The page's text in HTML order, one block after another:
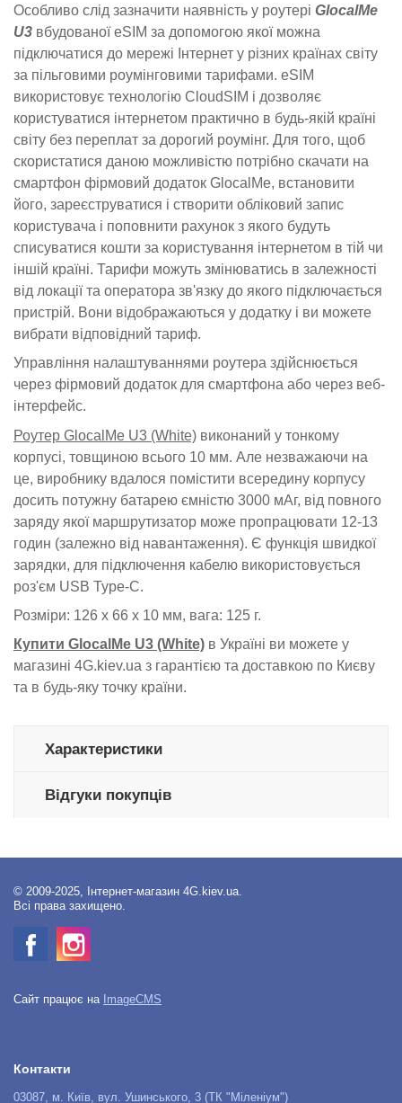
Особливо слід зазначити наявність у роутері GlocalMe
U3 вбудованої eSIM за допомогою якої можна
підключатися до мережі Інтернет у різних країнах світу
за пільговими роумінговими тарифами. eSIM
використовує технологію CloudSIM і дозволяє
користуватися інтернетом практично в будь-якій країні
світу без переплат за дорогий роумінг. Для того, щоб
скористатися даною можливістю потрібно скачати на
смартфон фірмовий додаток GlocalMe, встановити
його, зареєструватися і створити обліковий запис
користувача і поповнити рахунок з якого будуть
списуватися кошти за користування інтернетом в тій чи
іншій країні. Тарифи можуть змінюватись в залежності
від локації та оператора зв'язку до якого підключається
пристрій. Вони відображаються у додатку і ви можете
вибрати відповідний тариф.
Управління налаштуваннями роутера здійснюється
через фірмовий додаток для смартфона або через веб-
інтерфейс.
Роутер GlocalMe U3 (White) виконаний у тонкому
корпусі, товщиною всього 10 мм. Але незважаючи на
це, виробнику вдалося помістити всередину корпусу
досить потужну батарею ємністю 3000 мАг, від повного
заряду якої маршрутизатор може пропрацювати 12-13
годин (залежно від навантаження). Є функція швидкої
зарядки, для підключення кабелю використовується
роз'єм USB Type-C.
Розміри: 126 x 66 x 10 мм, вага: 125 г.
Купити GlocalMe U3 (White) в Україні ви можете у
магазині 4G.kiev.ua з гарантією та доставкою по Києву
та в будь-яку точку країни.
Характеристики
Відгуки покупців
© 2009-2025, Інтернет-магазин 4G.kiev.ua.
Всі права захищено.
Сайт працює на ImageCMS
Контакти
03087, м. Київ, вул. Ушинського, 3 (ТК "Міленіум")